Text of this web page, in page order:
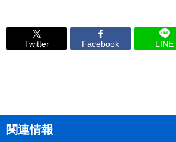
Twitter Facebook LINE
関連情報